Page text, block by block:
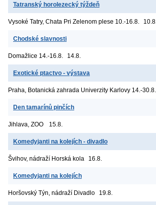
Tatranský horolezecký týždeň
Vysoké Tatry, Chata Pri Zelenom plese 10.-16.8. 10.8.
Chodské slavnosti
Domažlice 14.-16.8. 14.8.
Exotické ptactvo - výstava
Praha, Botanická zahrada Univerzity Karlovy 14.-30.8.
Den tamarínů pinčích
Jihlava, ZOO 15.8.
Komedyjanti na kolejích - divadlo
Švihov, nádraží Horská kola 16.8.
Komedyjanti na kolejích
Horšovský Týn, nádraží Divadlo 19.8.